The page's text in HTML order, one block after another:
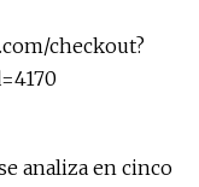
checkout?
analiza en cinco